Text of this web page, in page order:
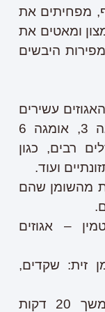
מפחיתים את
ומאטים את
היבשים
עשירים
בחומצות שומן אמינו מסוג אומגה 3, אומגה 6
רבים, כגון
מהשומן שהם
– אגוזים
זית: שקדים,
מורחים על הפנים, משאירים למשך 20 דקות